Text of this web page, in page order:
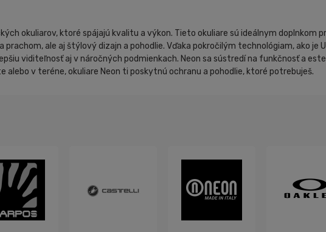
okuliarov, ktoré spájajú kvalitu a výkon. Tieto okuliare sú ideálnym doplnkom
ale aj štýlový dizajn a pohodlie. Vďaka pokročilým technológiam, ako je
viditeľnosť aj v náročných podmienkach. Neon sa sústredí na funkčnosť a
alebo v teréne, okuliare Neon ti poskytnú ochranu a pohodlie, ktoré potrebuješ.